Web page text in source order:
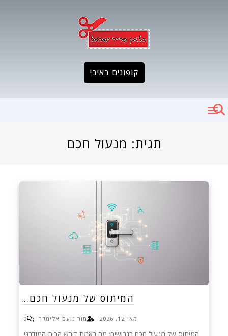
קופונים באיבי
תגית: מנעול חכם
המיתוס של מנעול חכם…
מאי 12, 2026 מור נועם אלימלך 0